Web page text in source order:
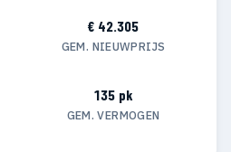
€ 42.305
GEM. NIEUWPRIJS
135 pk
GEM. VERMOGEN